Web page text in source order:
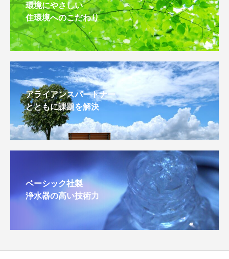
環境にやさしい
住環境へのこだわり
アライアンスパートナー
とともに課題を解決
ベーシック社製
浄水器の高い技術力